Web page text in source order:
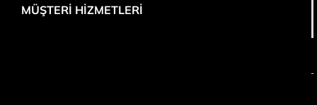
MÜŞTERİ HİZMETLERİ